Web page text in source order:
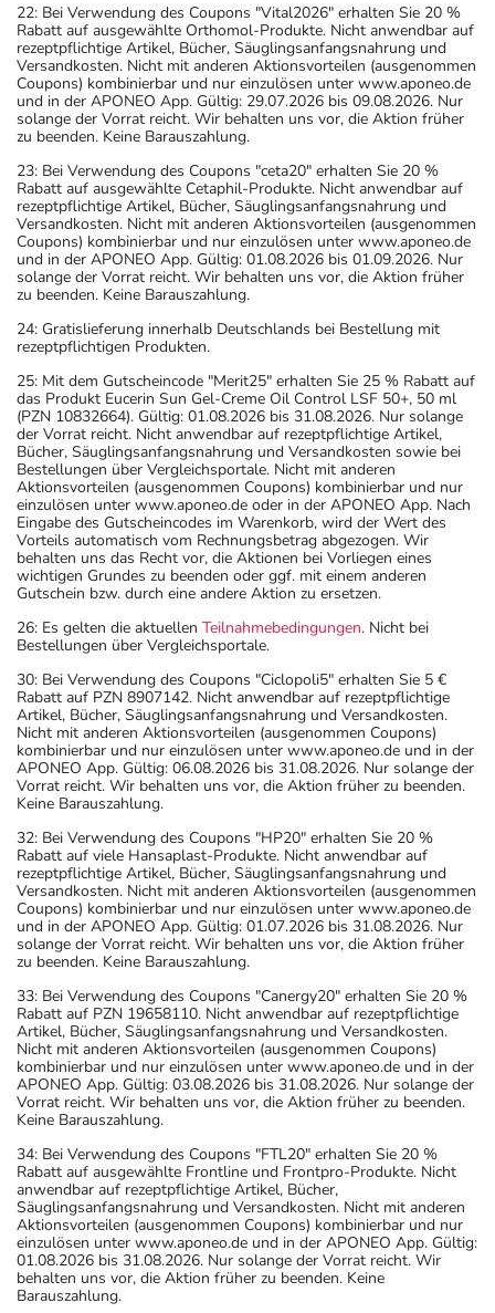
22: Bei Verwendung des Coupons "Vital2026" erhalten Sie 20 %
Rabatt auf ausgewählte Orthomol-Produkte. Nicht anwendbar auf
rezeptpflichtige Artikel, Bücher, Säuglingsanfangsnahrung und
Versandkosten. Nicht mit anderen Aktionsvorteilen (ausgenommen
Coupons) kombinierbar und nur einzulösen unter www.aponeo.de
und in der APONEO App. Gültig: 29.07.2026 bis 09.08.2026. Nur
solange der Vorrat reicht. Wir behalten uns vor, die Aktion früher
zu beenden. Keine Barauszahlung.
23: Bei Verwendung des Coupons "ceta20" erhalten Sie 20 %
Rabatt auf ausgewählte Cetaphil-Produkte. Nicht anwendbar auf
rezeptpflichtige Artikel, Bücher, Säuglingsanfangsnahrung und
Versandkosten. Nicht mit anderen Aktionsvorteilen (ausgenommen
Coupons) kombinierbar und nur einzulösen unter www.aponeo.de
und in der APONEO App. Gültig: 01.08.2026 bis 01.09.2026. Nur
solange der Vorrat reicht. Wir behalten uns vor, die Aktion früher
zu beenden. Keine Barauszahlung.
24: Gratislieferung innerhalb Deutschlands bei Bestellung mit
rezeptpflichtigen Produkten.
25: Mit dem Gutscheincode "Merit25" erhalten Sie 25 % Rabatt auf
das Produkt Eucerin Sun Gel-Creme Oil Control LSF 50+, 50 ml
(PZN 10832664). Gültig: 01.08.2026 bis 31.08.2026. Nur solange
der Vorrat reicht. Nicht anwendbar auf rezeptpflichtige Artikel,
Bücher, Säuglingsanfangsnahrung und Versandkosten sowie bei
Bestellungen über Vergleichsportale. Nicht mit anderen
Aktionsvorteilen (ausgenommen Coupons) kombinierbar und nur
einzulösen unter www.aponeo.de oder in der APONEO App. Nach
Eingabe des Gutscheincodes im Warenkorb, wird der Wert des
Vorteils automatisch vom Rechnungsbetrag abgezogen. Wir
behalten uns das Recht vor, die Aktionen bei Vorliegen eines
wichtigen Grundes zu beenden oder ggf. mit einem anderen
Gutschein bzw. durch eine andere Aktion zu ersetzen.
26: Es gelten die aktuellen Teilnahmebedingungen. Nicht bei
Bestellungen über Vergleichsportale.
30: Bei Verwendung des Coupons "Ciclopoli5" erhalten Sie 5 €
Rabatt auf PZN 8907142. Nicht anwendbar auf rezeptpflichtige
Artikel, Bücher, Säuglingsanfangsnahrung und Versandkosten.
Nicht mit anderen Aktionsvorteilen (ausgenommen Coupons)
kombinierbar und nur einzulösen unter www.aponeo.de und in der
APONEO App. Gültig: 06.08.2026 bis 31.08.2026. Nur solange der
Vorrat reicht. Wir behalten uns vor, die Aktion früher zu beenden.
Keine Barauszahlung.
32: Bei Verwendung des Coupons "HP20" erhalten Sie 20 %
Rabatt auf viele Hansaplast-Produkte. Nicht anwendbar auf
rezeptpflichtige Artikel, Bücher, Säuglingsanfangsnahrung und
Versandkosten. Nicht mit anderen Aktionsvorteilen (ausgenommen
Coupons) kombinierbar und nur einzulösen unter www.aponeo.de
und in der APONEO App. Gültig: 01.07.2026 bis 31.08.2026. Nur
solange der Vorrat reicht. Wir behalten uns vor, die Aktion früher
zu beenden. Keine Barauszahlung.
33: Bei Verwendung des Coupons "Canergy20" erhalten Sie 20 %
Rabatt auf PZN 19658110. Nicht anwendbar auf rezeptpflichtige
Artikel, Bücher, Säuglingsanfangsnahrung und Versandkosten.
Nicht mit anderen Aktionsvorteilen (ausgenommen Coupons)
kombinierbar und nur einzulösen unter www.aponeo.de und in der
APONEO App. Gültig: 03.08.2026 bis 31.08.2026. Nur solange der
Vorrat reicht. Wir behalten uns vor, die Aktion früher zu beenden.
Keine Barauszahlung.
34: Bei Verwendung des Coupons "FTL20" erhalten Sie 20 %
Rabatt auf ausgewählte Frontline und Frontpro-Produkte. Nicht
anwendbar auf rezeptpflichtige Artikel, Bücher,
Säuglingsanfangsnahrung und Versandkosten. Nicht mit anderen
Aktionsvorteilen (ausgenommen Coupons) kombinierbar und nur
einzulösen unter www.aponeo.de und in der APONEO App. Gültig:
01.08.2026 bis 31.08.2026. Nur solange der Vorrat reicht. Wir
behalten uns vor, die Aktion früher zu beenden. Keine
Barauszahlung.